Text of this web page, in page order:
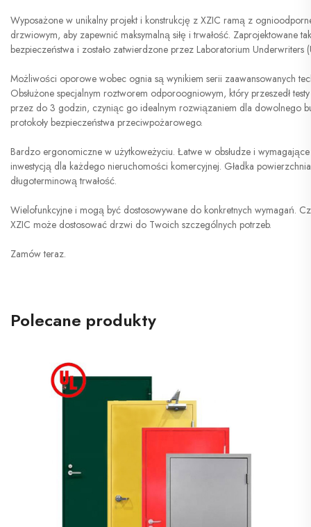
Wyposażone w unikalny projekt i konstrukcję z XZIC ramą z
drzwiowym, aby zapewnić maksymalną siłę i trwałość. Zaprojektowane
bezpieczeństwa i zostało zatwierdzone przez Laboratorium Underwriters
Możliwości oporowe wobec ognia są wynikiem serii zaawansowanych
Obsłużone specjalnym roztworem odporoogniowym, który przeszedł
przez do 3 godzin, czyniąc go idealnym rozwiązaniem dla dowolnego
protokoły bezpieczeństwa przeciwpożarowego.
Bardzo ergonomiczne w użytkoweżyciu. Łatwe w obsłudze i
inwestycją dla każdego nieruchomości komercyjnej. Gładka
długoterminową trwałość.
Wielofunkcyjne i mogą być dostosowywane do konkretnych wymagań.
XZIC może dostosować drzwi do Twoich szczególnych potrzeb.
Zamów teraz.
Polecane produkty